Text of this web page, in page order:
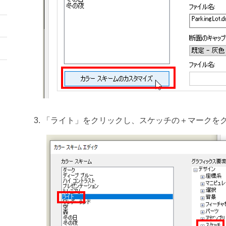
「ライト」をクリックし、スケッチの＋マークを